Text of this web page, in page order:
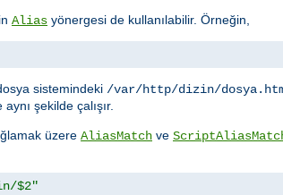
Alias yönergesi de kullanılabilir. Örneğin,
sistemindeki /var/http/dizin/
şekilde çalışır.
üzere AliasMatch ve
$2"